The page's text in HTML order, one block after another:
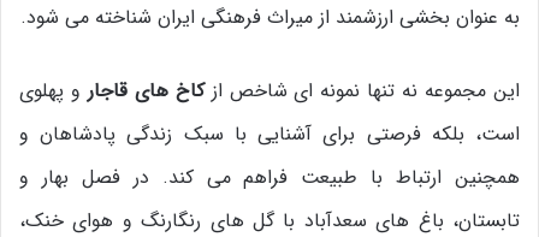
به عنوان بخشی ارزشمند از میراث فرهنگی ایران شناخته می شود.
این مجموعه نه تنها نمونه ای شاخص ازکاخ های قاجار و پهلوی
است، بلکه فرصتی برای آشنایی با سبک زندگی پادشاهان و
همچنین ارتباط با طبیعت فراهم می کند. در فصل بهار و
تابستان، باغ های سعدآباد با گل های رنگارنگ و هوای خنک،